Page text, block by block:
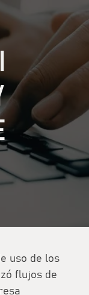
uso de los
flujos de